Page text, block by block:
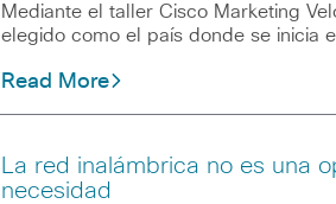
Mediante el taller Cisco Marketing
elegido como el país donde se inicia
Read More
La red inalámbrica no es una
necesidad